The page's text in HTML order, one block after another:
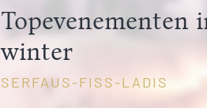
Topevenementen
winter
SERFAUS-FISS-LADIS